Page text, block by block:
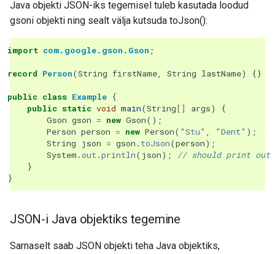
Java objekti JSON-iks tegemisel tuleb kasutada loodud
gsoni objekti ning sealt välja kutsuda toJson():
import com.google.gson.Gson ;
record Person(String firstName String lastName) {}
public class Example {
public static void main(String[] args)
{
Gson gson = new Gson();
Person person = new Person( "Stu" "Dent" );
String
json = gson . toJson(person);
System .out .println( json);
// should print out
}
}
JSON-i Java objektiks tegemine
Sarnaselt saab JSON objekti teha Java objektiks,